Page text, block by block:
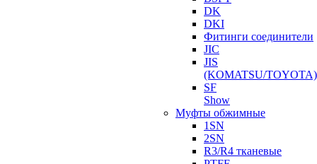
DK
DKI
Фитинги соединители
JIC
JIS
(KOMATSU/TOYOTA)
SF
Show
Муфты обжимные
1SN
2SN
R3/R4 тканевые